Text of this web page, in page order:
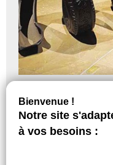
18 - 11 - 2015
IMMANENCE